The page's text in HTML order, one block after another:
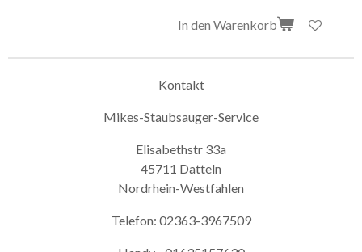
In den Warenkorb
Kontakt
Mikes-Staubsauger-Service
Elisabethstr 33a
45711 Datteln
Nordrhein-Westfahlen
Telefon: 02363-3967509